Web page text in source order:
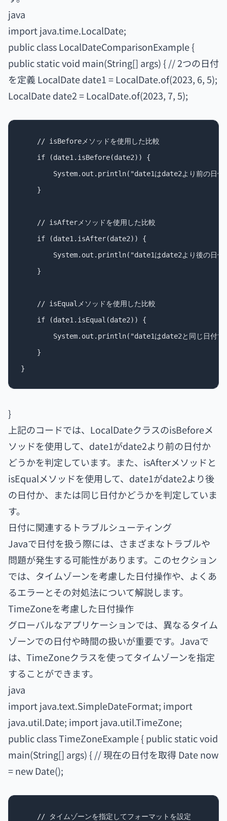
java
import java.time.LocalDate;
public class LocalDateComparisonExample {
public static void main(String[] args) { // 2つの日付
を定義 LocalDate date1 = LocalDate.of(2023, 6, 5);
LocalDate date2 = LocalDate.of(2023, 7, 5);
    // isBeforeメソッドを使用した比較
    if (date1.isBefore(date2)) {
System.out.println("date1はdate2より前の日付
    }
    // isAfterメソッドを使用した比較
    if (date1.isAfter(date2)) {
System.out.println("date1はdate2より後の日付
    }
    // isEqualメソッドを使用した比較
    if (date1.isEqual(date2)) {
System.out.println("date1はdate2と同じ日付で
    }
}
上記のコードでは、LocalDateクラスのisBeforeメ
ソッドを使用して、date1がdate2より前の日付か
どうかを判定しています。また、isAfterメソッドと
isEqualメソッドを使用して、date1がdate2より後
の日付か、または同じ日付かどうかを判定していま
す。
日付に関連するトラブルシューティング
Javaで日付を扱う際には、さまざまなトラブルや
問題が発生する可能性があります。このセクション
では、タイムゾーンを考慮した日付操作や、よくあ
るエラーとその対処法について解説します。
TimeZoneを考慮した日付操作
グローバルなアプリケーションでは、異なるタイム
ゾーンでの日付や時間の扱いが重要です。Javaで
は、TimeZoneクラスを使ってタイムゾーンを指定
することができます。
java
import java.text.SimpleDateFormat; import
java.util.Date; import java.util.TimeZone;
public class TimeZoneExample { public static void
main(String[] args) { // 現在の日付を取得 Date now
= new Date();
    // タイムゾーンを指定してフォーマットを設定